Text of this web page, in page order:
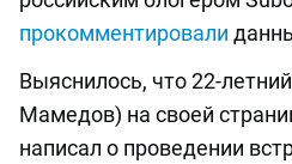
прокомментировали
Выяснилось, что 22-
Мамедов) на своей
написал о проведении